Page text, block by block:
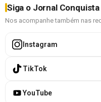
Siga o Jornal
Nos acompanhe também nas
Instagram
TikTok
YouTube